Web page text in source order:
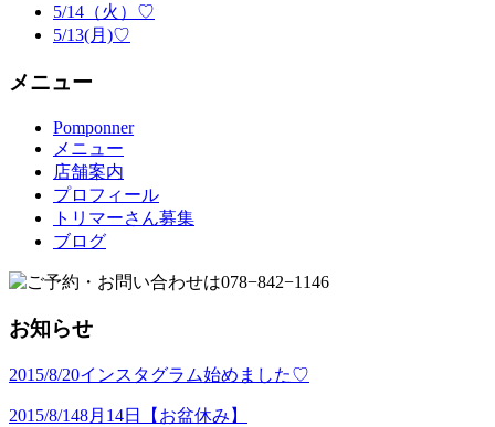
5/14（火）♡
5/13(月)♡
メニュー
Pomponner
メニュー
店舗案内
プロフィール
トリマーさん募集
ブログ
お知らせ
2015/8/20インスタグラム始めました♡
2015/8/148月14日【お盆休み】